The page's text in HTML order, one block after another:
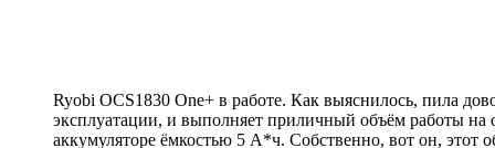
Ryobi OCS1830 One+ в работе. Как выяснилось, пила
эксплуатации, и выполняет приличный объём работы на
аккумуляторе ёмкостью 5 А*ч. Собственно, вот он, этот